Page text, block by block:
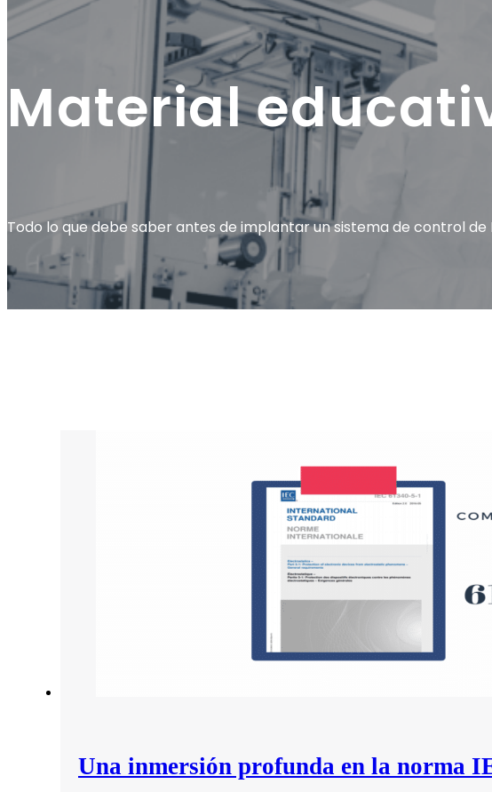
Material
Todo lo que debe saber antes de implantar un sistema de control de
Una inmersión profunda en la norma